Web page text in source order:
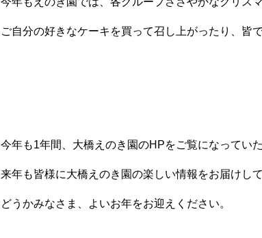
ご自分の好きなケーキを買って召し上がったり、皆
今年も1年間、大橋えのき園のHPをご覧になってい
来年も皆様に大橋えのき園の楽しい情報をお届けして
どうかみなさま、よいお年をお迎えください。